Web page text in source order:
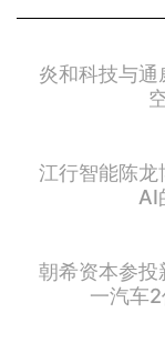
炎和科技与
江行智能陈龙
AI
朝希资本参投
一汽车